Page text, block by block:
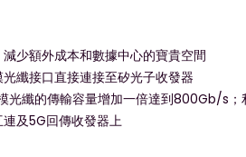
少額外成本和數據中心的寶貴空間
纖接口直接連接至矽光子收發器
光纖的傳輸容量增加一倍達到800Gb/s
及5G回傳收發器上